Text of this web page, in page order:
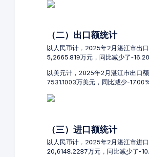
（二）出口额统计
以人民币计，2025年2月湛江市出
5,2665.819万元，同比减少了-
以美元计，2025年2月湛江市出口
7531.1003万美元，同比减少-17.00%
（三）进口额统计
以人民币计，2025年2月湛江市进
20,6148.2287万元，同比减少了-